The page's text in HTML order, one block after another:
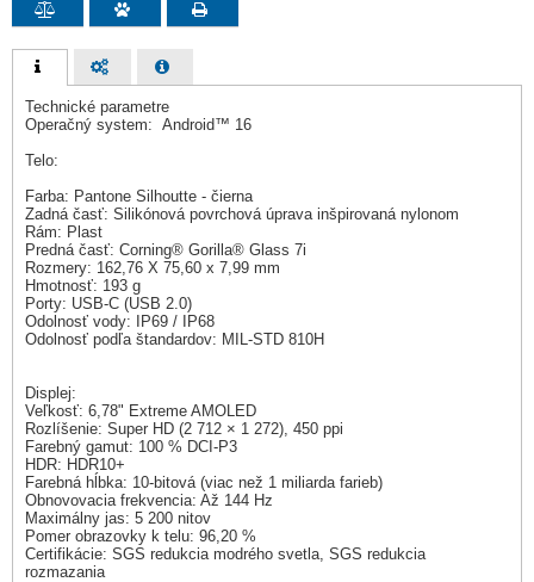
Technické parametre
Operačný system: Android™ 16
Telo:
Farba: Pantone Silhoutte - čierna
Zadná časť: Silikónová povrchová úprava inšpirovaná nylonom
Rám: Plast
Predná časť: Corning® Gorilla® Glass 7i
Rozmery: 162,76 X 75,60 x 7,99 mm
Hmotnosť: 193 g
Porty: USB-C (USB 2.0)
Odolnosť vody: IP69 / IP68
Odolnosť podľa štandardov: MIL-STD 810H
Displej:
Veľkosť: 6,78" Extreme AMOLED
Rozlíšenie: Super HD (2 712 × 1 272), 450 ppi
Farebný gamut: 100 % DCI-P3
HDR: HDR10+
Farebná hĺbka: 10-bitová (viac než 1 miliarda farieb)
Obnovovacia frekvencia: Až 144 Hz
Maximálny jas: 5 200 nitov
Pomer obrazovky k telu: 96,20 %
Certifikácie: SGS redukcia modrého svetla, SGS redukcia
rozmazania